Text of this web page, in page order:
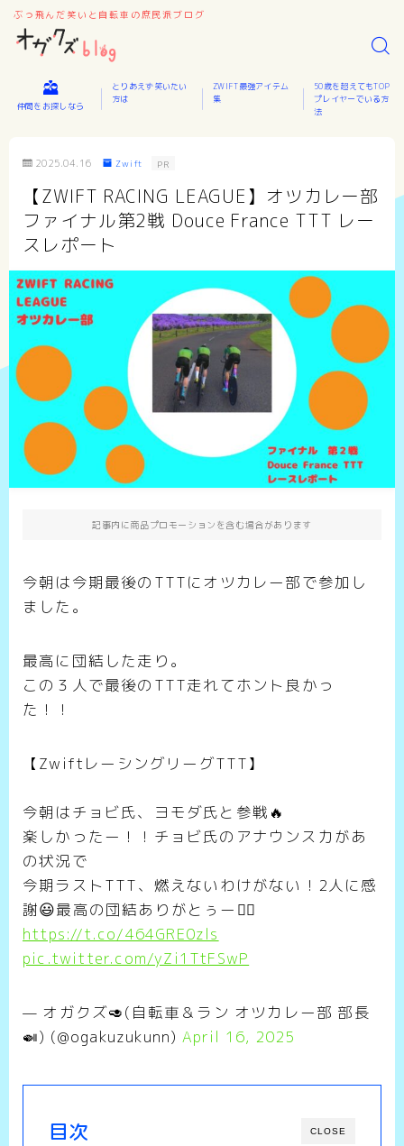
ぶっ飛んだ笑いと自転車の庶民派ブログ
仲間をお探しなら
とりあえず笑いたい
方は
ZWIFT最強アイテム
集
50歳を超えてもTOP
プレイヤーでいる方
法
2025.04.16 Zwift PR
【ZWIFT RACING LEAGUE】オツカレー部
ファイナル第2戦 Douce France TTT レー
スレポート
記事内に商品プロモーションを含む場合があります
今朝は今期最後のTTTにオツカレー部で参加し
ました。
最高に団結した走り。
この３人で最後のTTT走れてホント良かっ
た！！
【ZwiftレーシングリーグTTT】
今朝はチョビ氏、ヨモダ氏と参戦🔥
楽しかったー！！チョビ氏のアナウンス力があ
の状況で
今期ラストTTT、燃えないわけがない！2人に感
謝😃最高の団結ありがとぅー❤️‍🔥
https://t.co/464GRE0zls
pic.twitter.com/yZi1TtFSwP
— オガクズ🥑(自転車＆ラン オツカレー部 部長
🍛) (@ogakuzukunn) April 16, 2025
CLOSE
目次